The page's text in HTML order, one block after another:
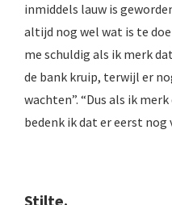
inmiddels lauw is
altijd nog wel wat is te
me schuldig als ik merk
de bank kruip, terwijl er
wachten”. “Dus als ik
bedenk ik dat er eerst nog
Stilte.